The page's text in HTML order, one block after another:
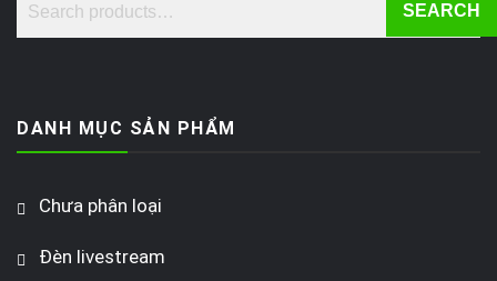
SEARCH
DANH MỤC SẢN PHẨM
Chưa phân loại
Đèn livestream